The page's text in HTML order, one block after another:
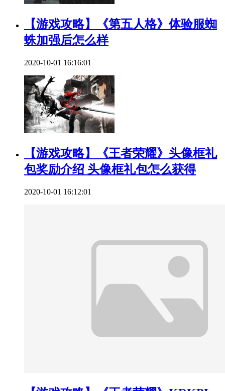
【游戏攻略】《第五人格》体验服蜘
蛛加强后怎么样
2020-10-01 16:16:01
【游戏攻略】《王者荣耀》头像框礼
包奖励介绍 头像框礼包怎么获得
2020-10-01 16:12:01